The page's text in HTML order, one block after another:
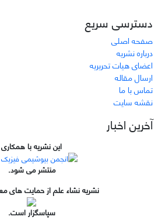
دسترسی سریع
صفحه اصلی
درباره نشریه
اعضای هیات تحریریه
ارسال مقاله
تماس با ما
نقشه سایت
آخرین اخبار
این نشریه با همکاری
منتشر می شود.
نشریه نشاء علم از حمایت های
سپاسگزار است.